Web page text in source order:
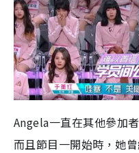
Angela一直在其他參加
而且節目一開始時，她